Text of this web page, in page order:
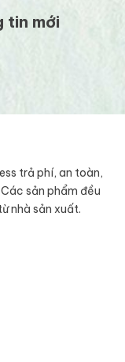
tin mới
trả phí, an toàn,
sản phẩm đều
nhà sản xuất.